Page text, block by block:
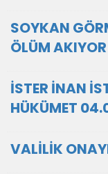
SOYKAN
ÖLÜM
İSTER İNAN
HÜKÜMET
VALİLİK